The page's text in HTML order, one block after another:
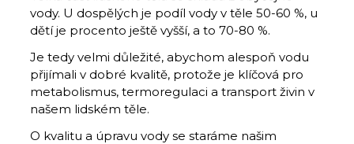
vody. U dospělých je podíl vody v těle 50-60 %, u
dětí je procento ještě vyšší, a to 70-80 %.
Je tedy velmi důležité, abychom alespoň vodu
přijímali v dobré kvalitě, protože je klíčová pro
metabolismus, termoregulaci a transport živin v
našem lidském těle.
O kvalitu a úpravu vody se staráme našim